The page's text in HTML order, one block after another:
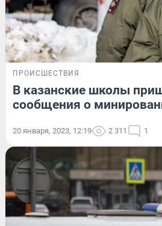
ПРОИСШЕСТВИЯ
В казанские школы
сообщения о
20 января, 2023, 12:19 2 311 1